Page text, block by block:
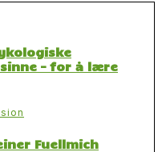
– for å lære
Fuellmich